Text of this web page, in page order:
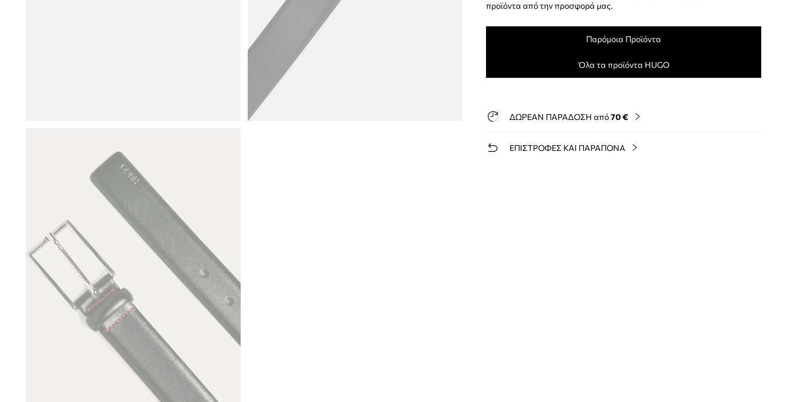
προϊόντα από την προσφορά μας.
Παρόμοια Προϊόντα
Όλα τα προϊόντα HUGO
ΔΩΡΕΑΝ ΠΑΡΑΔΟΣΗ από70 €
ΕΠΙΣΤΡΟΦΕΣ ΚΑΙ ΠΑΡΑΠΟΝΑ